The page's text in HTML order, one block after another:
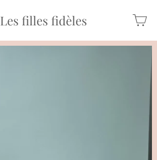
Les filles fidèles